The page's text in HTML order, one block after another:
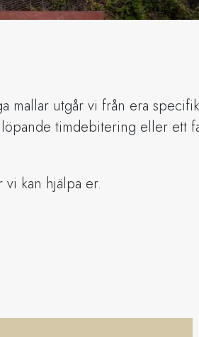
mallar utgår vi från era
timdebitering eller ett
kan hjälpa er.